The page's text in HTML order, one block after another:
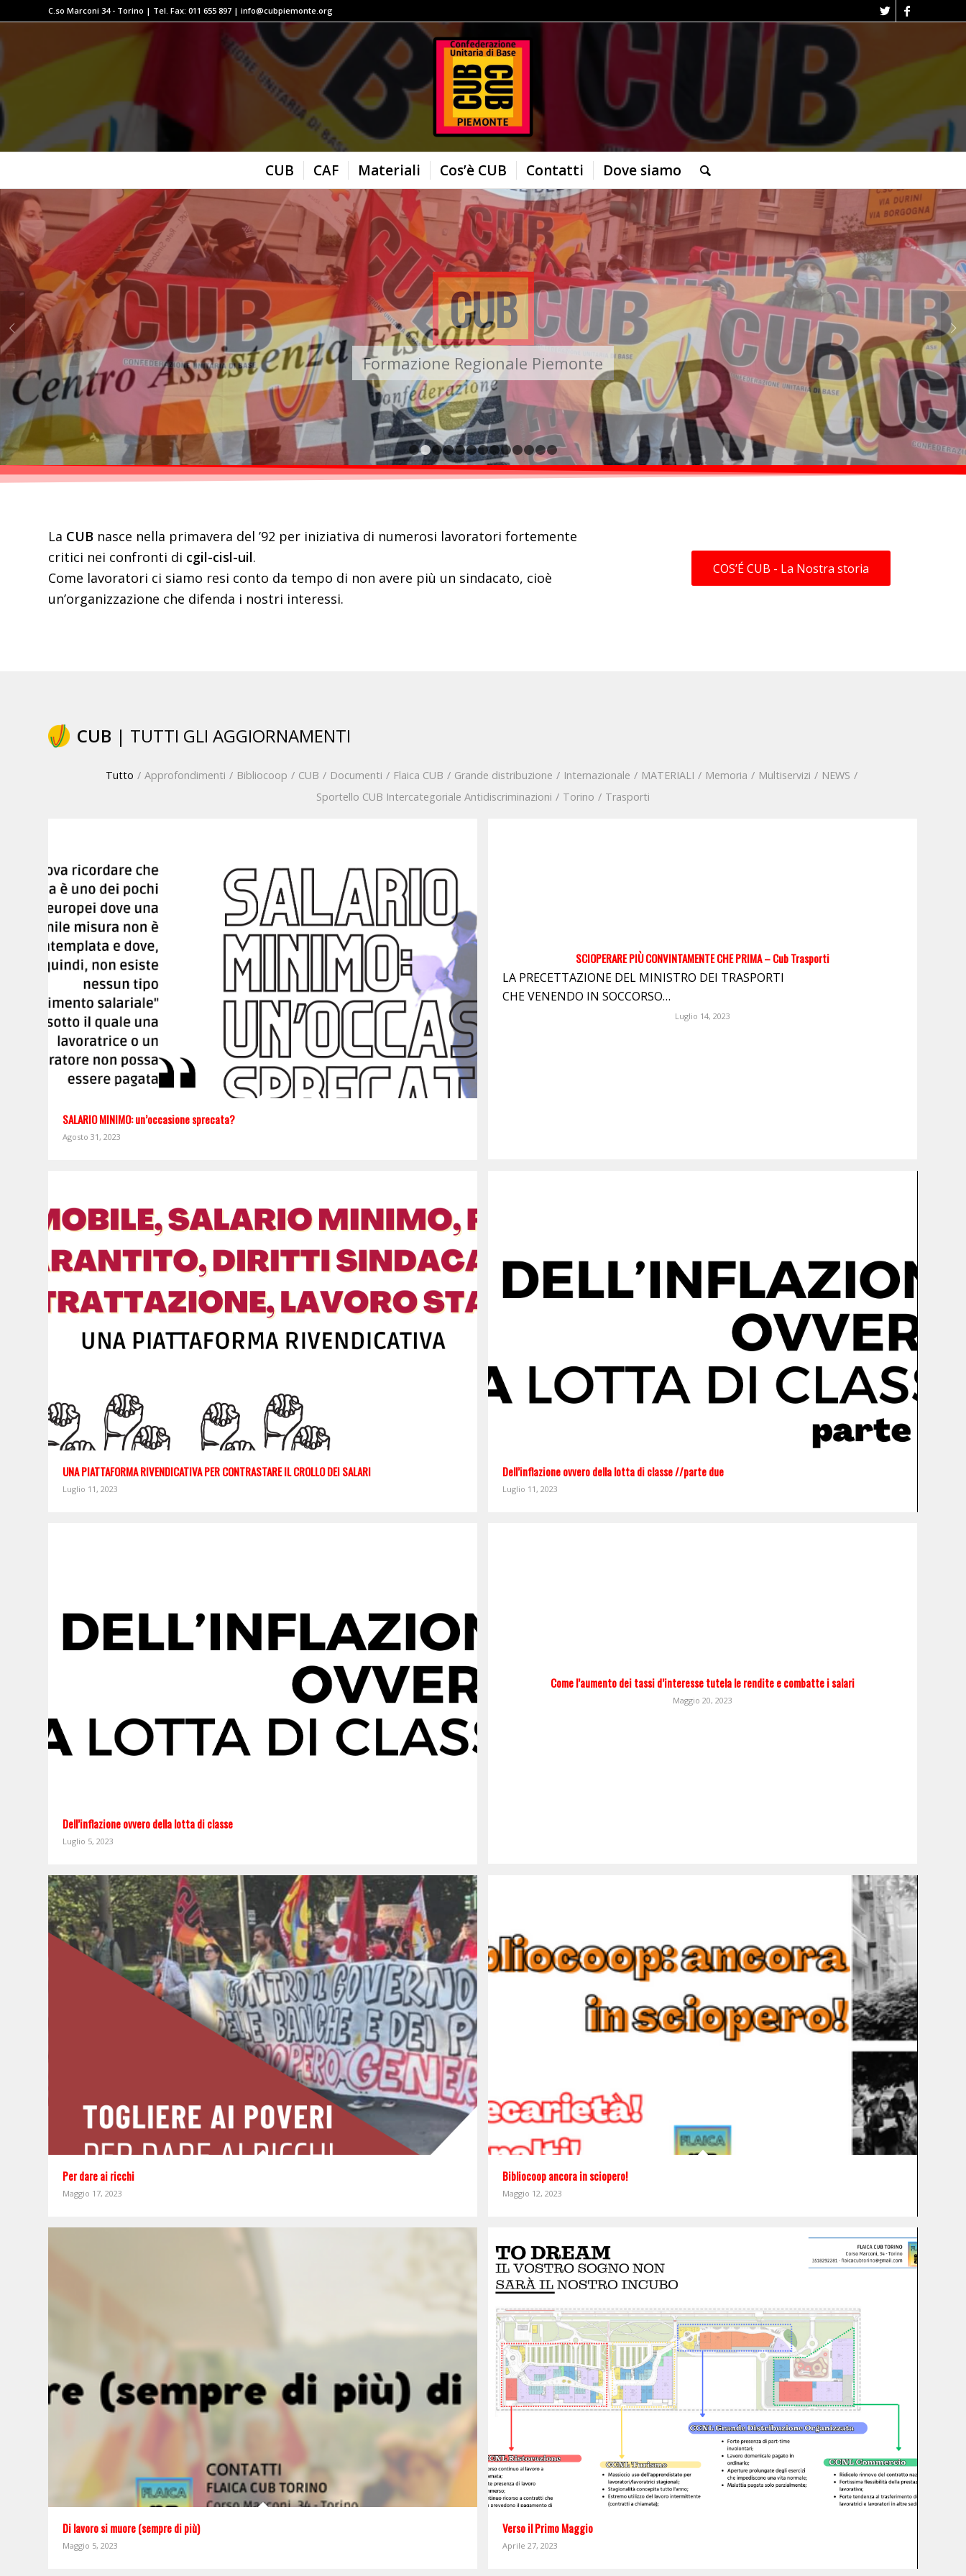
C.so Marconi 34 - Torino | Tel. Fax: 011 655 897 | info@cubpiemonte.org
CUB CAF Materiali Cos’è CUB Contatti Dove siamo
CAF
Servizi per l’utente
Succ
1 2 3 4 5 6 7 8 9 10111213
La CUB nasce nella primavera del ’92 per iniziativa di numerosi lavoratori fortemente
critici nei confronti di cgil-cisl-uil.
Come lavoratori ci siamo resi conto da tempo di non avere più un sindacato, cioè
un’organizzazione che difenda i nostri interessi.
COS’É CUB - La Nostra storia
CUB | TUTTI GLI AGGIORNAMENTI
Tutto / Approfondimenti / Bibliocoop / CUB / Documenti / Flaica CUB / Grande distribuzione / Internazionale / MATERIALI / Memoria / Multiservizi / NEWS /
Sportello CUB Intercategoriale Antidiscriminazioni / Torino / Trasporti
SALARIO MINIMO: un’occasione sprecata?
Agosto 31, 2023
SCIOPERARE PIÙ CONVINTAMENTE CHE PRIMA – Cub Trasporti
LA PRECETTAZIONE DEL MINISTRO DEI TRASPORTI
CHE VENENDO IN SOCCORSO…
Luglio 14, 2023
UNA PIATTAFORMA RIVENDICATIVA PER CONTRASTARE IL CROLLO DEI SALARI
Luglio 11, 2023
Dell’inflazione ovvero della lotta di classe //parte due
Luglio 11, 2023
Dell’inflazione ovvero della lotta di classe
Luglio 5, 2023
Come l’aumento dei tassi d’interesse tutela le rendite e combatte i salari
Maggio 20, 2023
Per dare ai ricchi
Maggio 17, 2023
Bibliocoop ancora in sciopero!
Maggio 12, 2023
Di lavoro si muore (sempre di più)
Maggio 5, 2023
Verso il Primo Maggio
Aprile 27, 2023